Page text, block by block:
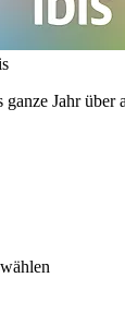
ganze Jahr